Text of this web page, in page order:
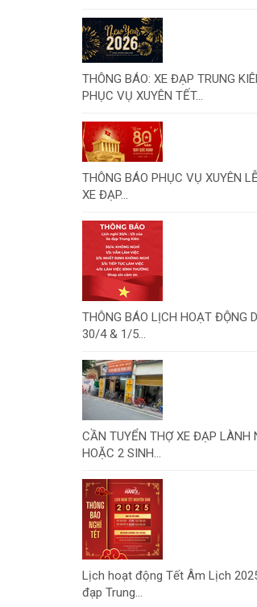
THÔNG BÁO: XE ĐẠP TRUNG
PHỤC VỤ XUYÊN TẾT...
THÔNG BÁO PHỤC VỤ XUYÊN
XE ĐẠP...
THÔNG BÁO LỊCH HOẠT ĐỘNG
30/4 & 1/5...
CẦN TUYỂN THỢ XE ĐẠP LÀNH
HOẶC 2 SINH...
Lịch hoạt động Tết Âm Lịch
đạp Trung...